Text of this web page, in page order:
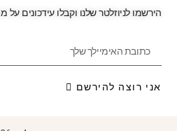
הירשמו לניוזלטר שלנו וקבלו עידכונים
אני רוצה להירשם